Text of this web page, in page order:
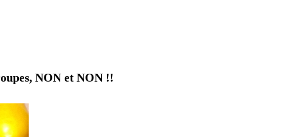
NON et NON !!